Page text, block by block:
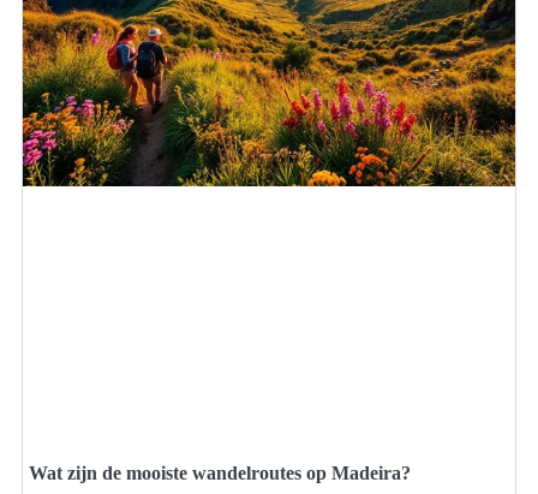
Wat zijn de mooiste wandelroutes op Madeira?